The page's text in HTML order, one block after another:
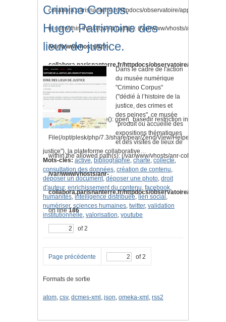
collabora.parisnanterre.fr/httpdocs/observatoire/application/
is not within the allowed path(s): (/var/www/vhosts/anr-
/var/www/vhosts/anr-
collabora.parisnanterre.fr/httpdocs/observatoire/application/
on line186
Warning: is_readable(): open_basedir restriction in effect.
File(/opt/plesk/php/7.3/share/pear/Zend/View/Helper/
within the allowed path(s): (/var/www/vhosts/anr-
/var/www/vhosts/anr-
collabora.parisnanterre.fr/httpdocs/observatoire/application/
on line186
of 2
Crimino Corpus.
Hugo. Patrimoine des
lieux de justice.
Dans le cadre de l'action
du musée numérique
"Crimino Corpus"
("dédié à l’histoire de la
justice, des crimes et
des peines", ce musée
"produit ou accueille des
expositions thématiques
et des visites de lieux de
justice"), la plateforme collaborative…
Mots-clés: active, bibliographie, charte, collecte,
consultation des données, création de contenu,
déposer un document, déposer une photo, droit
d'auteur, enrichissement du contenu, facebook,
humanités, intelligence distribuée, lien social ,
numériser, sciences humaines, twitter, validation
institutionnelle, valorisation, youtube
Page précédente of 2
Formats de sortie
atom, csv, dcmes-xml , json, omeka-xml , rss2